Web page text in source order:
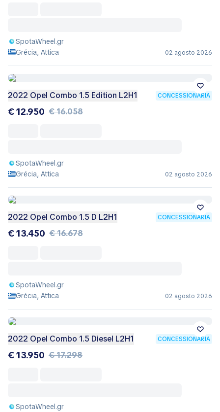
SpotaWheel.gr
Grécia, Attica
02 agosto 2026
2022 Opel Combo 1.5 Edition L2H1 CONCESSIONÁRIA
€ 12.950 € 16.058
SpotaWheel.gr
Grécia, Attica
02 agosto 2026
2022 Opel Combo 1.5 D L2H1 CONCESSIONÁRIA
€ 13.450 € 16.678
SpotaWheel.gr
Grécia, Attica
02 agosto 2026
2022 Opel Combo 1.5 Diesel L2H1 CONCESSIONÁRIA
€ 13.950 € 17.298
SpotaWheel.gr